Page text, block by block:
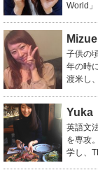
World
Mizue
子供の
年の時
渡米し
Yuka
英語文
を専攻
学し、